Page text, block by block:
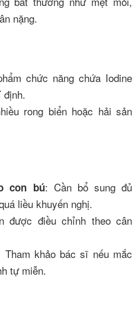
nặng.
chức năng chứa Iodine
định.
rong biển hoặc hải sản
con bú: Cần bổ sung đủ
liều khuyến nghị.
được điều chỉnh theo cân
Tham khảo bác sĩ nếu mắc
tự miễn.